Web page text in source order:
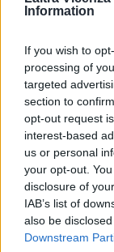
Information
If you wish to
processing of
targeted
section to
opt-out request
interest-based
us or personal
your opt-out.
disclosure of
IAB’s list of
also be
Downstream
STAY
9,253
Fans